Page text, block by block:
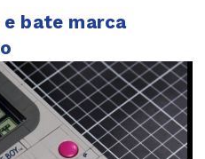
bate marca